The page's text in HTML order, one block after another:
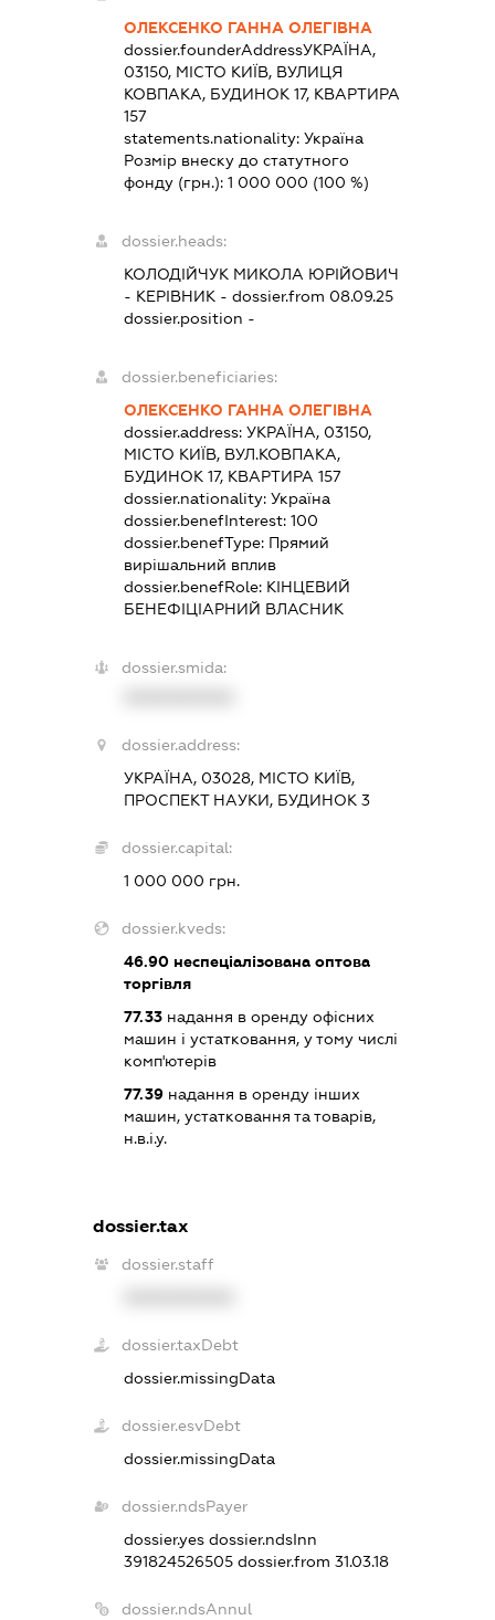
ОЛЕКСЕНКО ГАННА ОЛЕГІВНА
dossier.founderAddressУКРАЇНА,
03150, МІСТО КИЇВ, ВУЛИЦЯ
КОВПАКА, БУДИНОК 17, КВАРТИРА
157
statements.nationality: Україна
Розмір внеску до статутного
фонду (грн.): 1 000 000 (100 %)
dossier.heads:
КОЛОДІЙЧУК МИКОЛА ЮРІЙОВИЧ
- КЕРІВНИК- dossier.from 08.09.25
dossier.position -
dossier.beneficiaries:
ОЛЕКСЕНКО ГАННА ОЛЕГІВНА
dossier.address: УКРАЇНА, 03150,
МІСТО КИЇВ, ВУЛ.КОВПАКА,
БУДИНОК 17, КВАРТИРА 157
dossier.nationality: Україна
dossier.benefInterest: 100
dossier.benefType: Прямий
вирішальний вплив
dossier.benefRole: КІНЦЕВИЙ
БЕНЕФІЦІАРНИЙ ВЛАСНИК
dossier.smida:
dossier.address:
УКРАЇНА, 03028, МІСТО КИЇВ,
ПРОСПЕКТ НАУКИ, БУДИНОК 3
dossier.capital:
1 000 000 грн.
dossier.kveds:
46.90неспеціалізована оптова
торгівля
77.33надання в оренду офісних
машин і устатковання, у тому числі
комп'ютерів
77.39надання в оренду інших
машин, устатковання та товарів,
н.в.і.у.
dossier.tax
dossier.staff
dossier.taxDebt
dossier.missingData
dossier.esvDebt
dossier.missingData
dossier.ndsPayer
dossier.yes dossier.ndsInn
391824526505 dossier.from 31.03.18
dossier.ndsAnnul